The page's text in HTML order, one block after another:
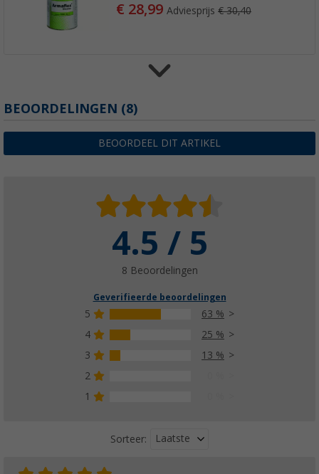
€ 28,99Adviesprijs€ 30,40
Bruckmann Busbastler Handboek Stap
€ 29,99
BEOORDELINGEN (8)
BEOORDEEL DIT ARTIKEL
4.5 / 5
8 Beoordelingen
Geverifieerde beoordelingen
5
63 %
4
25 %
3
13 %
2
1
Sorteer: Laatste